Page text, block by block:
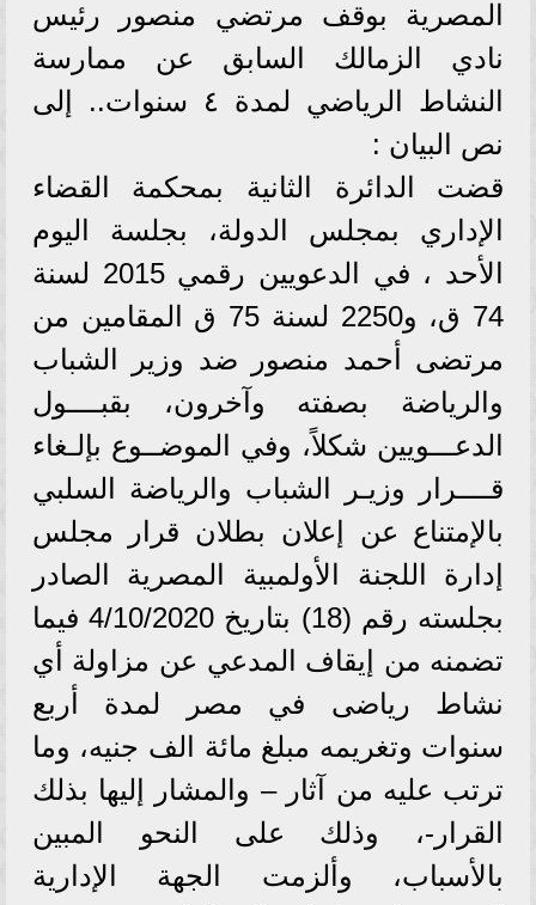
المصرية بوقف مرتضي منصور رئيس
نادي الزمالك السابق عن ممارسة
النشاط الرياضي لمدة ٤ سنوات.. إلى
نص البيان :
قضت الدائرة الثانية بمحكمة القضاء
الإداري بمجلس الدولة، بجلسة اليوم
الأحد ، في الدعويين رقمي 2015 لسنة
74 ق، و2250 لسنة 75 ق المقامين من
مرتضى أحمد منصور ضد وزير الشباب
والرياضة بصفته وآخرون، بقبــــول
الدعـــويين شكلاً، وفي الموضــوع بإلـغاء
قــــرار وزيـر الشباب والرياضة السلبي
بالإمتناع عن إعلان بطلان قرار مجلس
إدارة اللجنة الأولمبية المصرية الصادر
بجلسته رقم (18) بتاريخ 4/10/2020 فيما
تضمنه من إيقاف المدعي عن مزاولة أي
نشاط رياضى في مصر لمدة أربع
سنوات وتغريمه مبلغ مائة الف جنيه، وما
ترتب عليه من آثار – والمشار إليها بذلك
القرار-، وذلك على النحو المبين
بالأسباب، وألزمت الجهة الإدارية